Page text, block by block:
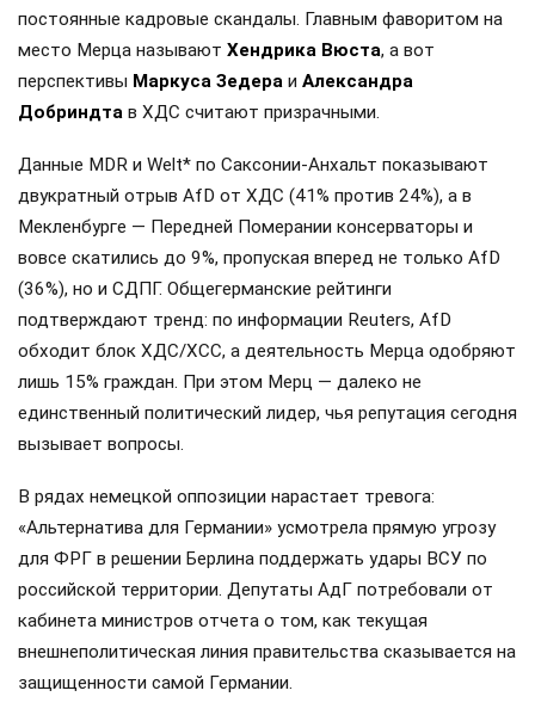
постоянные кадровые скандалы. Главным фаворитом на
место Мерца называют Хендрика Вюста, а вот
перспективы Маркуса Зедера и Александра
Добриндта в ХДС считают призрачными.
Данные MDR и Welt* по Саксонии-Анхальт показывают
двукратный отрыв AfD от ХДС (41% против 24%), а в
Мекленбурге — Передней Померании консерваторы и
вовсе скатились до 9%, пропуская вперед не только AfD
(36%), но и СДПГ. Общегерманские рейтинги
подтверждают тренд: по информации Reuters, AfD
обходит блок ХДС/ХСС, а деятельность Мерца одобряют
лишь 15% граждан. При этом Мерц — далеко не
единственный политический лидер, чья репутация сегодня
вызывает вопросы.
В рядах немецкой оппозиции нарастает тревога:
«Альтернатива для Германии» усмотрела прямую угрозу
для ФРГ в решении Берлина поддержать удары ВСУ по
российской территории. Депутаты АдГ потребовали от
кабинета министров отчета о том, как текущая
внешнеполитическая линия правительства сказывается на
защищенности самой Германии.